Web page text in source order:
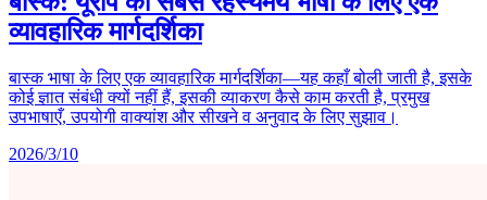
व्यावहारिक मार्गदर्शिका
बास्क भाषा के लिए एक व्यावहारिक मार्गदर्शिका—यह कहाँ बोली जाती है, इसके
कोई ज्ञात संबंधी क्यों नहीं हैं, इसकी व्याकरण कैसे काम करती है, प्रमुख
उपभाषाएँ, उपयोगी वाक्यांश और सीखने व अनुवाद के लिए सुझाव।
2026/3/10